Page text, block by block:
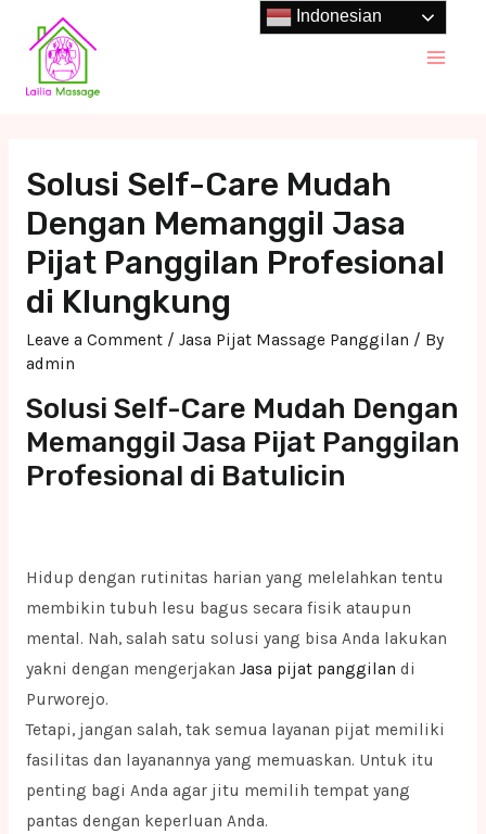
content
Solusi Self-Care Mudah
Dengan Memanggil Jasa
Pijat Panggilan Profesional
di Klungkung
Leave a Comment / Jasa Pijat Massage Panggilan / By
admin
Solusi Self-Care Mudah Dengan
Memanggil Jasa Pijat Panggilan
Profesional di Batulicin
Hidup dengan rutinitas harian yang melelahkan tentu
membikin tubuh lesu bagus secara fisik ataupun
mental. Nah, salah satu solusi yang bisa Anda lakukan
yakni dengan mengerjakan Jasa pijat panggilan di
Purworejo.
Tetapi, jangan salah, tak semua layanan pijat memiliki
fasilitas dan layanannya yang memuaskan. Untuk itu
penting bagi Anda agar jitu memilih tempat yang
pantas dengan keperluan Anda.
Indonesian